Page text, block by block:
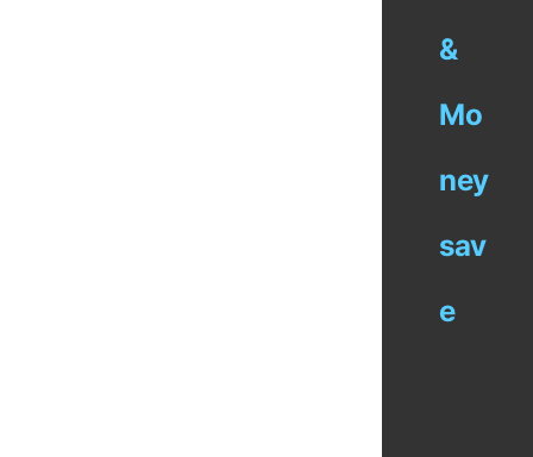
&
Mo
ney
sav
e